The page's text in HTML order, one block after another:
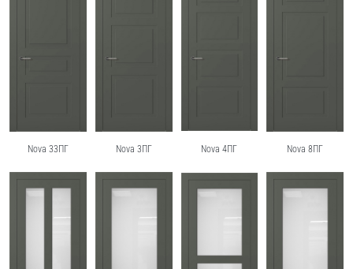
Nova 33ПГ Nova 3ПГ Nova 4ПГ Nova 8ПГ